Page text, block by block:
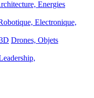
Energies
Electronique,
Drones, Objets